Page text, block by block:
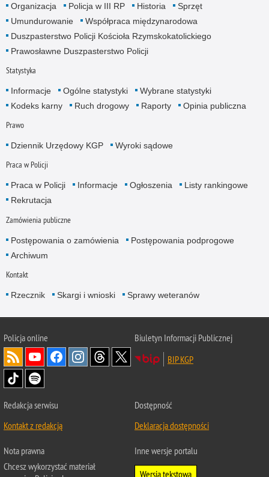
Organizacja
Policja w III RP Historia
Sprzęt
Umundurowanie
Współpraca międzynarodowa
Duszpasterstwo Policji Kościoła Rzymskokatolickiego
Prawosławne Duszpasterstwo Policji
Statystyka
Informacje Ogólne statystyki
Wybrane statystyki
Kodeks karny
Ruch drogowy Raporty Opinia publiczna
Prawo
Dziennik Urzędowy KGP Wyroki sądowe
Praca w Policji
Praca w Policji Informacje Ogłoszenia
Listy rankingowe
Rekrutacja
Zamówienia publiczne
Postępowania o zamówienia
Postępowania podprogowe
Archiwum
Kontakt
Rzecznik Skargi i wnioski Sprawy weteranów
Policjaonline
Biuletyn Informacji Publicznej
BIP KGP
Redakcja serwisu
Kontakt z redakcją
Dostępność
Deklaracja dostępności
Nota prawna
Chcesz wykorzystać materiał
Inne wersje portalu
Wersja tekstowa